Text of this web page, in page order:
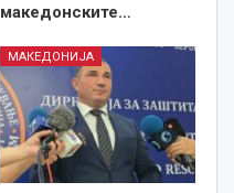
македонските…
МАКЕДОНИЈА